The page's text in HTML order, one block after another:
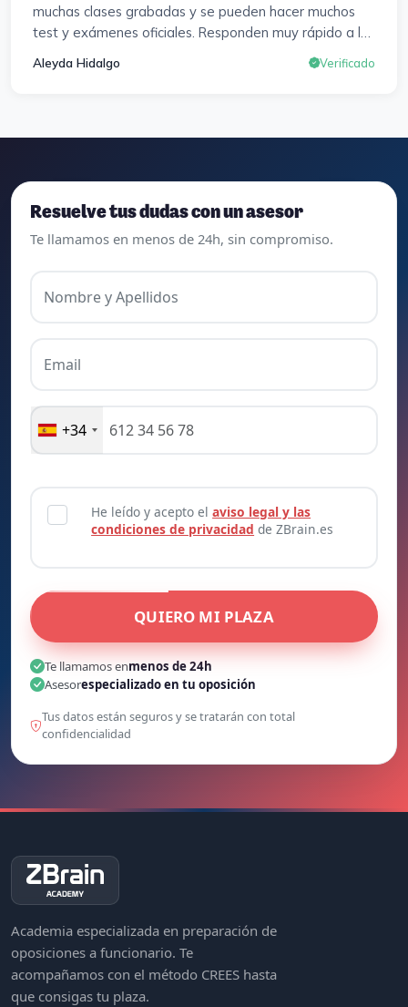
muchas clases grabadas y se pueden hacer muchos
test y exámenes oficiales. Responden muy rápido a los
correros y cada pocos días hay seminarios. Lo vuelvo a
decir, ¡¡Muy Contenta!!
Aleyda Hidalgo Verificado
Resuelve tus dudas con un asesor
Te llamamos en menos de 24h, sin compromiso.
Nombre y Apellidos
Email
+34
He leído y acepto elaviso legal y las
condiciones de privacidad de ZBrain.es
QUIERO MI PLAZA
Te llamamos enmenos de 24h
Asesorespecializado en tu oposición
Tus datos están seguros y se tratarán con total
confidencialidad
Academia especializada en preparación de
oposiciones a funcionario. Te
acompañamos con el método CREES hasta
que consigas tu plaza.